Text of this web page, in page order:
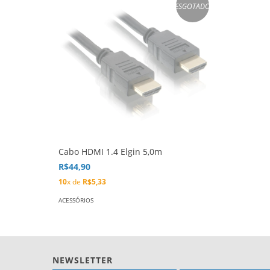
ESGOTADO
Cabo HDMI 1.4 Elgin 5,0m
R$44,90
10x de R$5,33
ACESSÓRIOS
NEWSLETTER